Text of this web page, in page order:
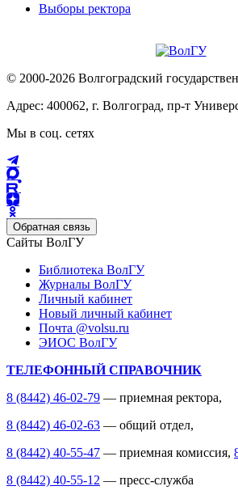
Выборы ректора
© 2000-2026 Волгоградский
Адрес: 400062, г. Волгоград, пр-т
Мы в соц. сетях
Обратная связь
Сайты ВолГУ
Библиотека ВолГУ
Журналы ВолГУ
Личный кабинет
Новый личный кабинет
Почта @volsu.ru
ЭИОС ВолГУ
ТЕЛЕФОННЫЙ СПРАВОЧНИК
8 (8442) 46-02-79 — приемная ректора,
8 (8442) 46-02-63 — общий отдел,
8 (8442) 40-55-47 — приемная комиссия,
8 (8442) 40-55-12 — пресс-служба